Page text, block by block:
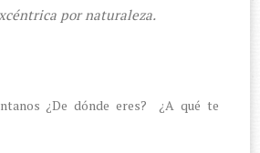
por naturaleza.
¿De dónde eres? ¿A qué te